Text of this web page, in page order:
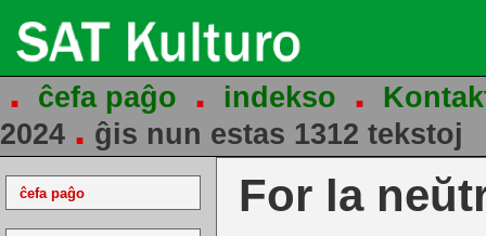
. ĉefa paĝo . indekso .
2024 . ĝis nun estas 1312 tekstoj
ĉefa paĝo For la